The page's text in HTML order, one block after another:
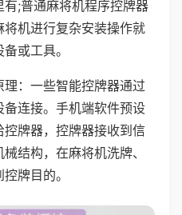
;普通麻将机程序控牌器
机进行复杂安装操作就
或工具。
：一些智能控牌器通过
连接。手机端软件预设
牌器，控牌器接收到信
结构，在麻将机洗牌、
牌目的。